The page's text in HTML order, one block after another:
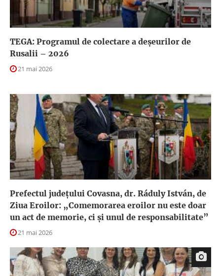
TEGA: Programul de colectare a deșeurilor de
Rusalii – 2026
21 mai 2026
Prefectul județului Covasna, dr. Ráduly István, de
Ziua Eroilor: „Comemorarea eroilor nu este doar
un act de memorie, ci și unul de responsabilitate”
21 mai 2026